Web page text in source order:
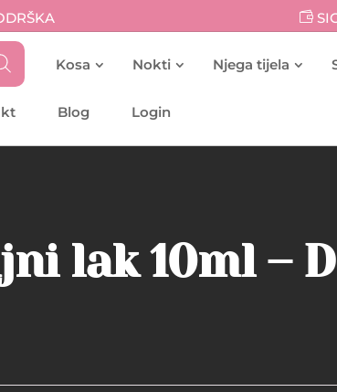
Kosa Nokti Njega tijela
Blog Login
lak 10ml –